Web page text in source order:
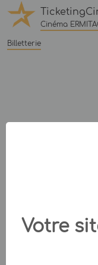
Cinéma
Billetterie
Votre